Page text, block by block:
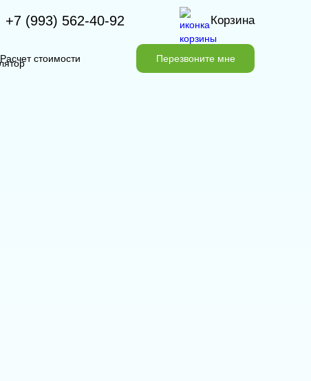
+7 (993) 562-40-92 Корзина
Расчет стоимости Перезвоните мне